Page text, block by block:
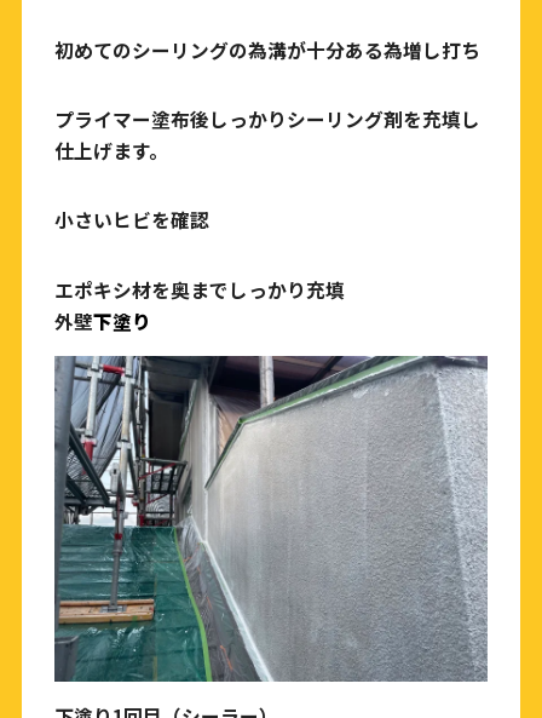
初めてのシーリングの為溝が十分ある為増し打ち
プライマー塗布後しっかりシーリング剤を充填し
仕上げます。
小さいヒビを確認
エポキシ材を奥までしっかり充填
外壁下塗り